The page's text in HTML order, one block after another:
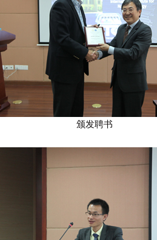
颁发聘书